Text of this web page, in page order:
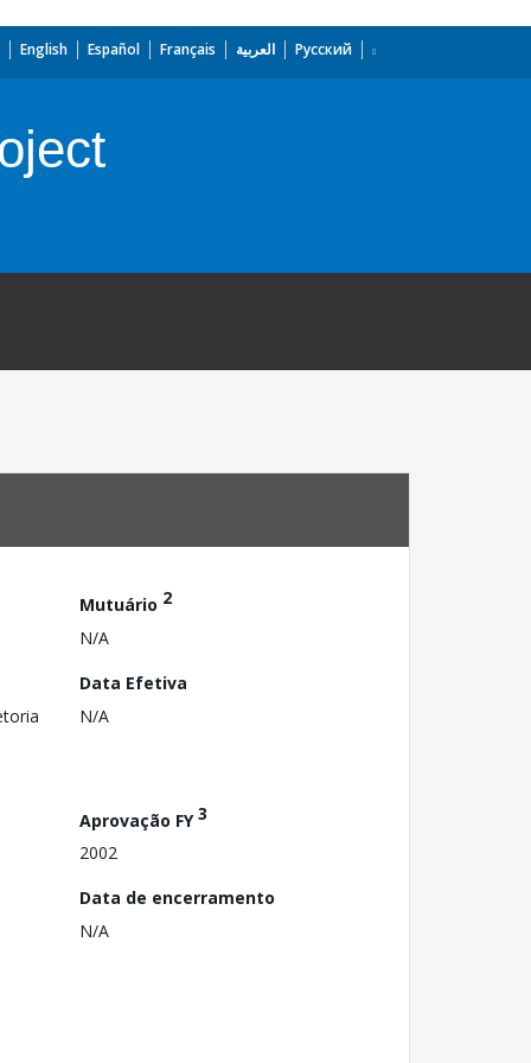
English Español Français العربية Русский
Mutuário 2
N/A
Data Efetiva
N/A
Aprovação FY3
2002
Data de encerramento
N/A